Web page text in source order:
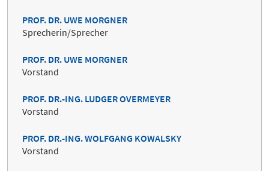
PROF. DR. UWE MORGNER
Sprecherin/Sprecher
PROF. DR. UWE MORGNER
Vorstand
PROF. DR.-ING. LUDGER OVERMEYER
Vorstand
PROF. DR.-ING. WOLFGANG KOWALSKY
Vorstand